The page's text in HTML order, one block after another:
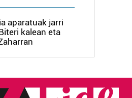
eta hirugarrenen cookie-
Zure esperientzia eta
cookie teknologiaz
onartuz gero, teknologia hori
ematen diguzu.Gehiago
aparatuak jarri
kalean eta